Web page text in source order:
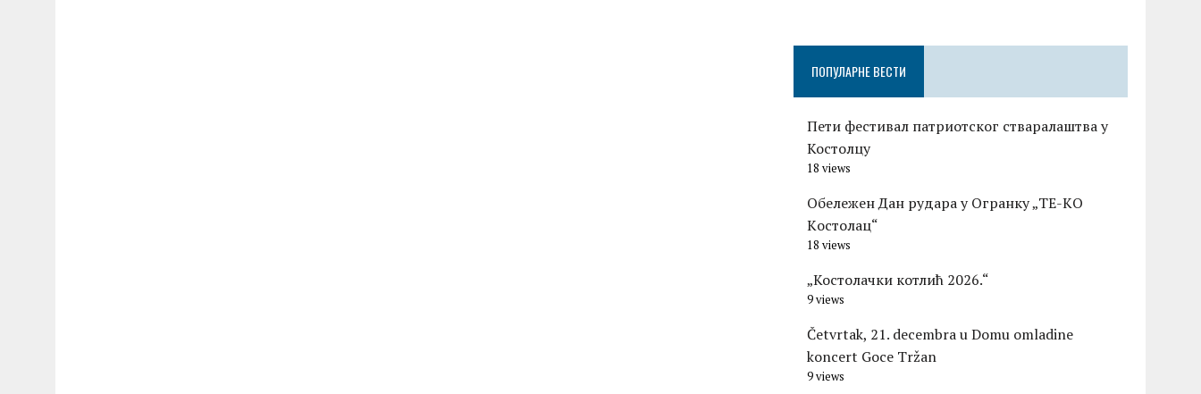
ПОПУЛАРНЕ ВЕСТИ
Пети фестивал патриотског стваралаштва у
Костолцу
18 views
Обележен Дан рудара у Огранку „ТЕ-KО
Kостолац“
18 views
„Костолачки котлић 2026.“
9 views
Četvrtak, 21. decembra u Domu omladine
koncert Goce Tržan
9 views